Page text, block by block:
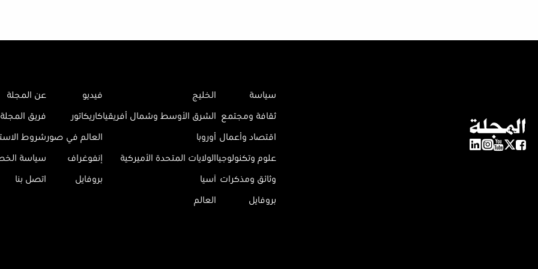
سياسة
ثقافة ومجتمع
اقتصاد وأعمال
علوم وتكنولوجيا
وثائق ومذكرات
بروفايل
الخليج
الشرق الأوسط وشمال أفريقيا
أوروبا
الولايات المتحدة الأميركية
آسيا
العالم
فيديو
كاريكاتور
العالم في صور
إنفوغراف
بروفايل
عن المجلة
فريق المجلة
شروط
سياسة
اتصل بنا